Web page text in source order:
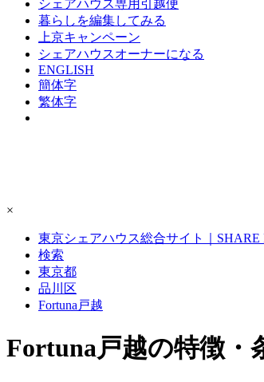
シェアハウス専用引越便
暮らしを編集してみる
上京キャンペーン
シェアハウスオーナーになる
ENGLISH
簡体字
繁体字
×
東京シェアハウス総合サイト｜SHARE
検索
東京都
品川区
Fortuna戸越
Fortuna戸越の特徴・